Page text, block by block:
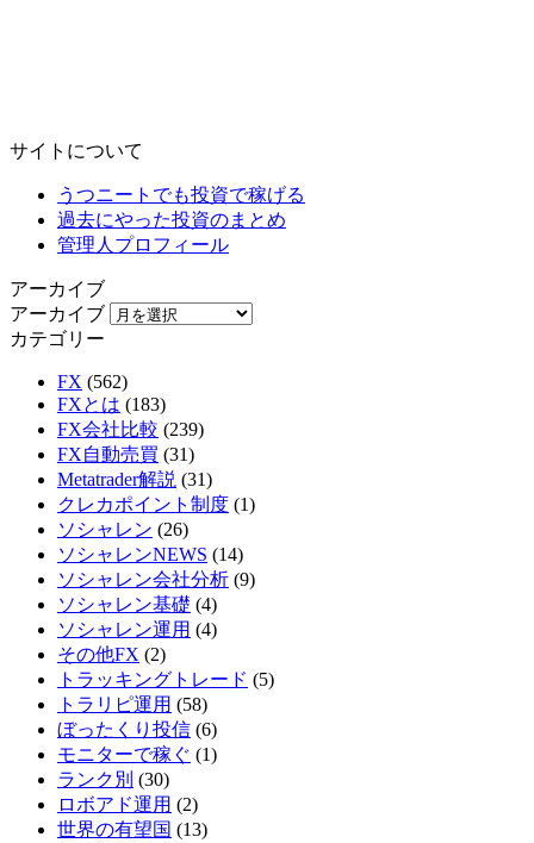
サイトについて
うつニートでも投資で稼げる
過去にやった投資のまとめ
管理人プロフィール
アーカイブ
アーカイブ
カテゴリー
FX (562)
FXとは (183)
FX会社比較 (239)
FX自動売買 (31)
Metatrader解説 (31)
クレカポイント制度 (1)
ソシャレン (26)
ソシャレンNEWS (14)
ソシャレン会社分析 (9)
ソシャレン基礎 (4)
ソシャレン運用 (4)
その他FX (2)
トラッキングトレード (5)
トラリピ運用 (58)
ぼったくり投信 (6)
モニターで稼ぐ (1)
ランク別 (30)
ロボアド運用 (2)
世界の有望国 (13)